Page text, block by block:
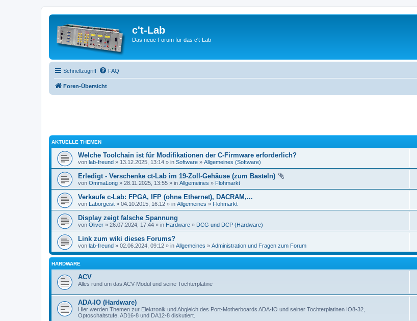
c't-Lab
Das neue Forum für das c't-Lab
Schnellzugriff FAQ
Foren-Übersicht
AKTUELLE THEMEN
Welche Toolchain ist für Modifikationen der C-Firmware erforderlich?
von lab-freund » 13.12.2025, 13:14 » in Software » Allgemeines (Software)
Erledigt - Verschenke ct-Lab im 19-Zoll-Gehäuse (zum Basteln)
von OmmaLong » 28.11.2025, 13:55 » in Allgemeines » Flohmarkt
Verkaufe c-Lab: FPGA, IFP (ohne Ethernet), DACRAM,...
von Laborgeist » 04.10.2015, 16:12 » in Allgemeines » Flohmarkt
Display zeigt falsche Spannung
von Oliver » 26.07.2024, 17:44 » in Hardware » DCG und DCP (Hardware)
Link zum wiki dieses Forums?
von lab-freund » 02.06.2024, 09:12 » in Allgemeines » Administration und Fragen zum Forum
HARDWARE
ACV
Alles rund um das ACV-Modul und seine Tochterplatine
ADA-IO (Hardware)
Hier werden Themen zur Elektronik und Abgleich des Port-Motherboards ADA-IO und seiner Tochterplatinen IO8-32,
Optoschaltstufe, AD16-8 und DA12-8 diskutiert.